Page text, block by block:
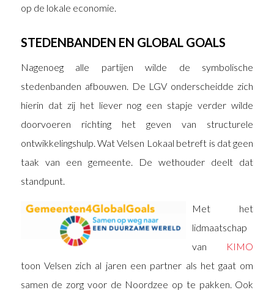
op de lokale economie.
STEDENBANDEN EN GLOBAL GOALS
Nagenoeg alle partijen wilde de symbolische
stedenbanden afbouwen. De LGV onderscheidde zich
hierin dat zij het liever nog een stapje verder wilde
doorvoeren richting het geven van structurele
ontwikkelingshulp. Wat Velsen Lokaal betreft is dat geen
taak van een gemeente. De wethouder deelt dat
standpunt.
Met het
lidmaatschap
van KIMO
toon Velsen zich al jaren een partner als het gaat om
samen de zorg voor de Noordzee op te pakken. Ook